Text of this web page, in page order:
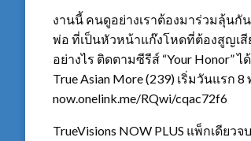
งานนี้ คนดูอย่างเราต้องมาร่วมลุ้นกั
พ่อ ที่เป็นหัวหน้าแก๊งโหดที่ต้องสูญเ
อย่างไร ติดตามซีรีส์ “Your Honor”
True Asian More (239) เริ่มวันแรก
now.onelink.me/RQwi/cqac72f6
TrueVisions NOW PLUS แพ็กเดีย